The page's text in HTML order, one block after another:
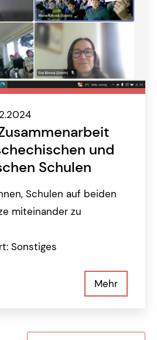
und
Schulen
Schulen auf beiden
miteinander zu
Sonstiges
Mehr